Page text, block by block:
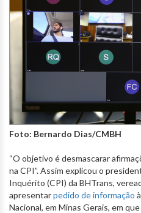
Foto: Bernardo Dias/CMBH
“O objetivo é desmascarar
na CPI”. Assim explicou o
Inquérito (CPI) da BHTrans,
apresentarpedido de informação
Nacional, em Minas Gerais, em